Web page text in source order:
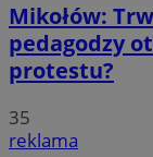
Mikołów:
pedagodzy
protestu?
35
reklama